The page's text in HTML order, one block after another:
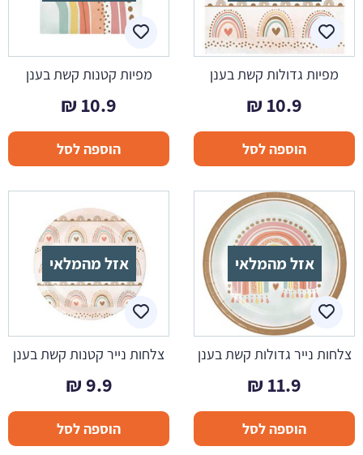
מפיות גדולות קשת בענן
10.9
₪
הוספה לסל
מפיות קטנות קשת בענן
10.9
₪
הוספה לסל
אזל מהמלאי
צלחות נייר גדולות קשת בענן
11.9
₪
הוספה לסל
אזל מהמלאי
צלחות נייר קטנות קשת בענן
9.9
₪
הוספה לסל